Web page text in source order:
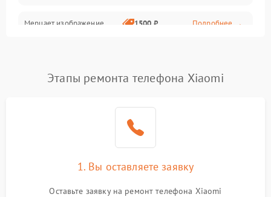
Мерцает изображение 1500 ₽ Подробнее →
Не работает Face ID 4000 ₽ Подробнее →
Этапы ремонта телефона Xiaomi
1. Вы оставляете заявку
Оставьте заявку на ремонт телефона Xiaomi